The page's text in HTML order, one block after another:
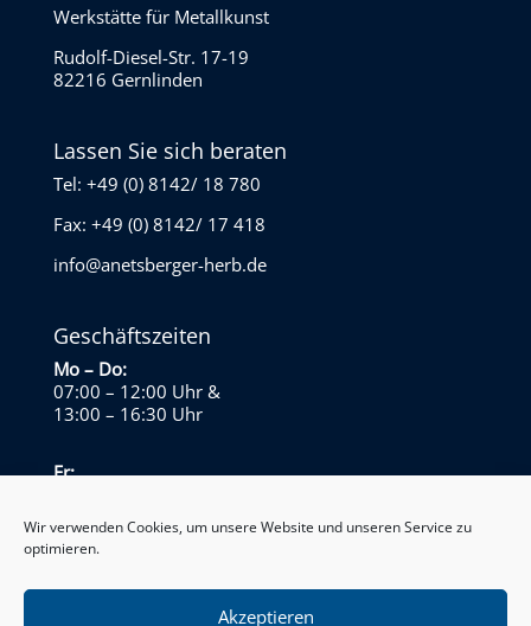
Wir verwenden Cookies, um unsere Website und unseren Service zu
optimieren.
Akzeptieren
Werkstätte für Metallkunst
Rudolf-Diesel-Str. 17-19
82216 Gernlinden
Lassen Sie sich beraten
Tel: +49 (0) 8142/ 18 780
Fax: +49 (0) 8142/ 17 418
info@anetsberger-herb.de
Geschäftszeiten
Mo – Do:
07:00 – 12:00 Uhr&
13:00 – 16:30 Uhr
Fr:
Sa – So: